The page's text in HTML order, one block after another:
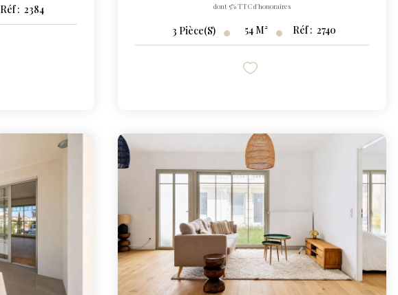
Réf : 2384 dont 5% TTC d'honoraires
3 Pièce(s) 54 M² Réf : 2740